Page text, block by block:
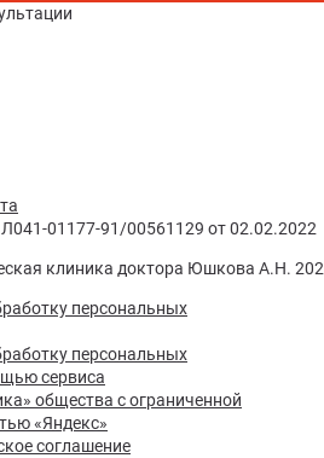
01177-91/00561129 от 02.02.2022
клиника доктора Юшкова А.Н.
персональных
персональных
сервиса
общества с ограниченной
«Яндекс»
соглашение